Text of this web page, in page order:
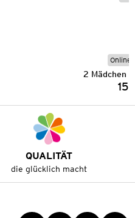
Online
2 Mädchen
QUALITÄT
die glücklich macht